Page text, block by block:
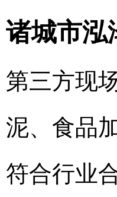
诸城市泓
第三方现
泥、食品
符合行业